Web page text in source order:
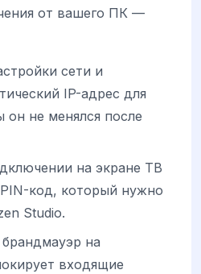
от вашего ПК —
сети и
IP-адрес для
он не менялся после
на экране ТВ
код, который нужно
Studio.
брандмауэр на
входящие